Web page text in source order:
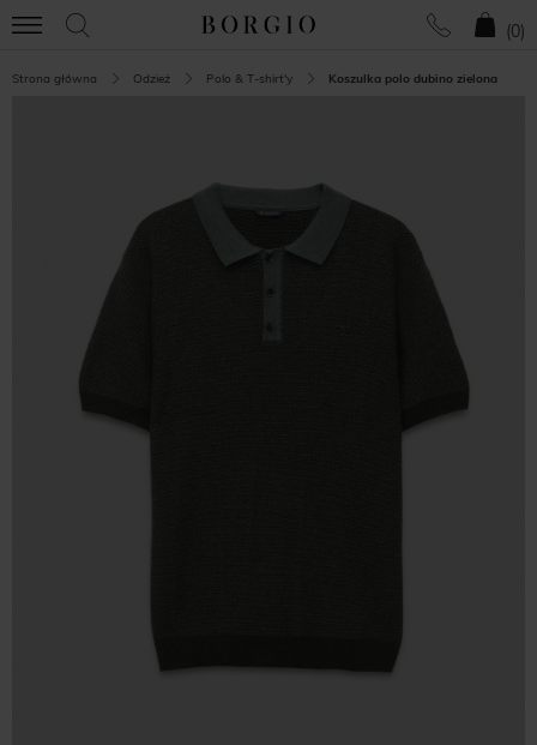
(0)
Strona główna Odzież Polo & T-shirt'y Koszulka polo dubino zielona